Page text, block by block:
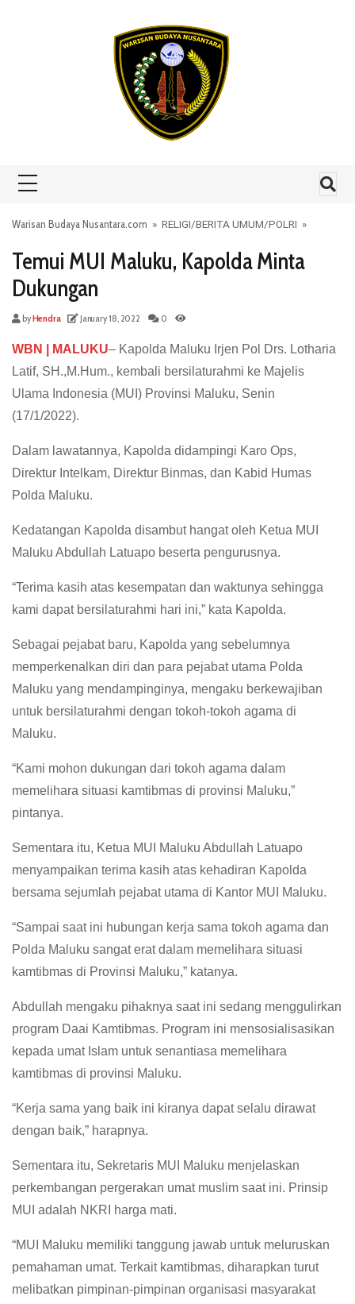
Warisan Budaya Nusantara.com » RELIGI/BERITA UMUM/POLRI »
Temui MUI Maluku, Kapolda Minta
Dukungan
byHendra January 18, 2022 0
WBN | MALUKU– Kapolda Maluku Irjen Pol Drs. Lotharia
Latif, SH.,M.Hum., kembali bersilaturahmi ke Majelis
Ulama Indonesia (MUI) Provinsi Maluku, Senin
(17/1/2022).
Dalam lawatannya, Kapolda didampingi Karo Ops,
Direktur Intelkam, Direktur Binmas, dan Kabid Humas
Polda Maluku.
Kedatangan Kapolda disambut hangat oleh Ketua MUI
Maluku Abdullah Latuapo beserta pengurusnya.
“Terima kasih atas kesempatan dan waktunya sehingga
kami dapat bersilaturahmi hari ini,” kata Kapolda.
Sebagai pejabat baru, Kapolda yang sebelumnya
memperkenalkan diri dan para pejabat utama Polda
Maluku yang mendampinginya, mengaku berkewajiban
untuk bersilaturahmi dengan tokoh-tokoh agama di
Maluku.
“Kami mohon dukungan dari tokoh agama dalam
memelihara situasi kamtibmas di provinsi Maluku,”
pintanya.
Sementara itu, Ketua MUI Maluku Abdullah Latuapo
menyampaikan terima kasih atas kehadiran Kapolda
bersama sejumlah pejabat utama di Kantor MUI Maluku.
“Sampai saat ini hubungan kerja sama tokoh agama dan
Polda Maluku sangat erat dalam memelihara situasi
kamtibmas di Provinsi Maluku,” katanya.
Abdullah mengaku pihaknya saat ini sedang menggulirkan
program Daai Kamtibmas. Program ini mensosialisasikan
kepada umat Islam untuk senantiasa memelihara
kamtibmas di provinsi Maluku.
“Kerja sama yang baik ini kiranya dapat selalu dirawat
dengan baik,” harapnya.
Sementara itu, Sekretaris MUI Maluku menjelaskan
perkembangan pergerakan umat muslim saat ini. Prinsip
MUI adalah NKRI harga mati.
“MUI Maluku memiliki tanggung jawab untuk meluruskan
pemahaman umat. Terkait kamtibmas, diharapkan turut
melibatkan pimpinan-pimpinan organisasi masyarakat